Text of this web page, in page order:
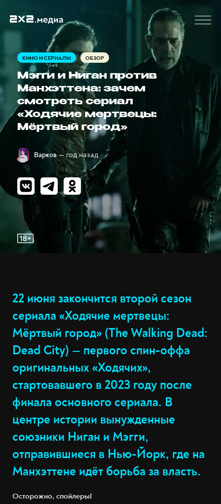
КИНО И СЕРИАЛЫ ОБЗОР
Мэгги и Ниган против
Манхэттена: зачем
смотреть сериал
«Ходячие мертвецы:
Мёртвый город»
Варков — год назад
22 июня закончится второй сезон
сериала «Ходячие мертвецы:
Мёртвый город» (The Walking Dead:
Dead City) — первого спин-оффа
оригинальных «Ходячих»,
стартовавшего в 2023 году после
финала основного сериала. В
центре истории вынужденные
союзники Ниган и Мэгги,
отправившиеся в Нью-Йорк, где на
Манхэттене идёт борьба за власть.
Осторожно, спойлеры!